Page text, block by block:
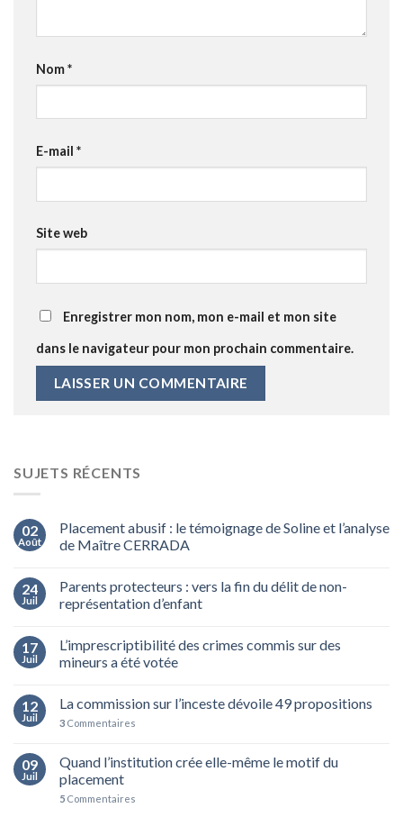
Nom*
E-mail *
Site web
Enregistrer mon nom, mon e-mail et mon site
dans le navigateur pour mon prochain commentaire.
SUJETS RÉCENTS
02
Août
Placement abusif : le témoignage de Soline et l’analyse
de Maître CERRADA
24
Juil
Parents protecteurs : vers la fin du délit de non-
représentation d’enfant
17
Juil
L’imprescriptibilité des crimes commis sur des
mineurs a été votée
12
Juil
La commission sur l’inceste dévoile 49 propositions
3 Commentaires
09
Juil
Quand l’institution crée elle-même le motif du
placement
5 Commentaires